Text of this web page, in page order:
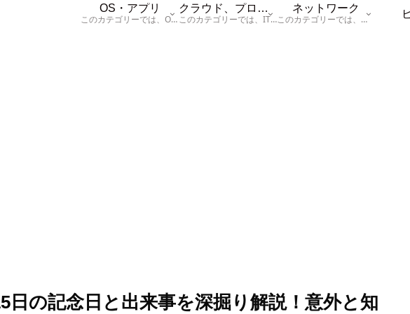
OS・アプリ
このカテゴリーでは、OSに関する情報を記載しています。
クラウド、プログラム
このカテゴリーでは、ITに関する基本的な情報として「ハードウェア、「サーバー」、「データベース、「ネットワーク」、「セキュリティ」、「プログラム」に関する情報を記載しています。
ネットワーク
このカテゴリーでは、「ネットワーク」に関する情報を記載しています。
日の記念日と出来事を深掘り解説！意外と知